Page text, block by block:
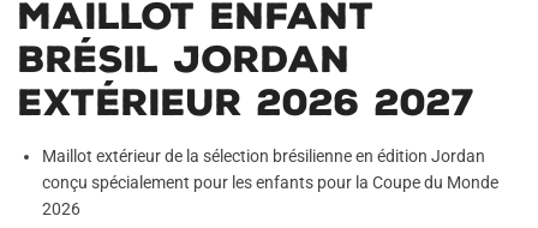
Maillot Enfant
Brésil Jordan
Extérieur 2026 2027
Maillot extérieur de la sélection brésilienne en édition Jordan
conçu spécialement pour les enfants pour la Coupe du Monde
2026